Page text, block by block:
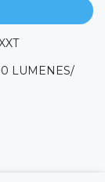
LUMENES/